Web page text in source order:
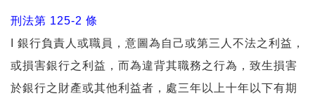
刑法第 125-2 條
I 銀行負責人或職員，意圖為自己或第三人不法之利益，
或損害銀行之利益，而為違背其職務之行為，致生損害
於銀行之財產或其他利益者，處三年以上十年以下有期